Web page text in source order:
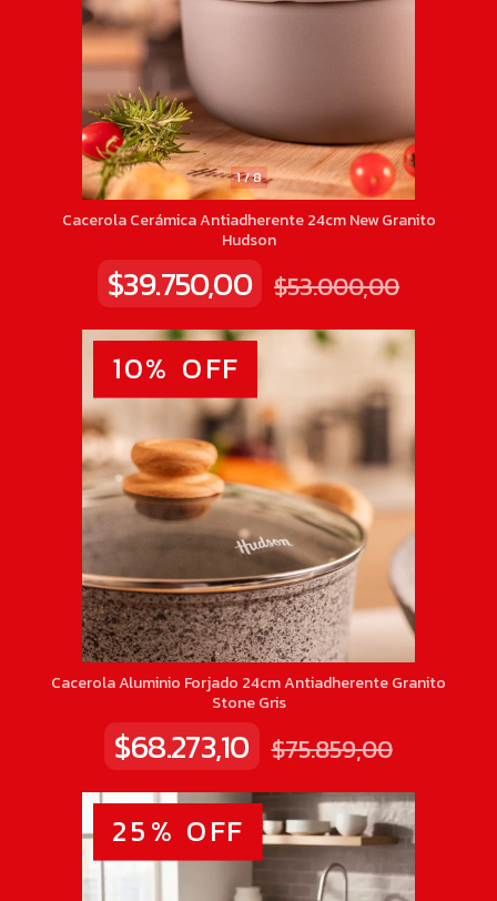
1/8
Cacerola Cerámica Antiadherente 24cm New Granito
Hudson
$39.750,00 $53.000,00
1/6
10% OFF
Cacerola Aluminio Forjado 24cm Antiadherente Granito
Stone Gris
$68.273,10 $75.859,00
25% OFF